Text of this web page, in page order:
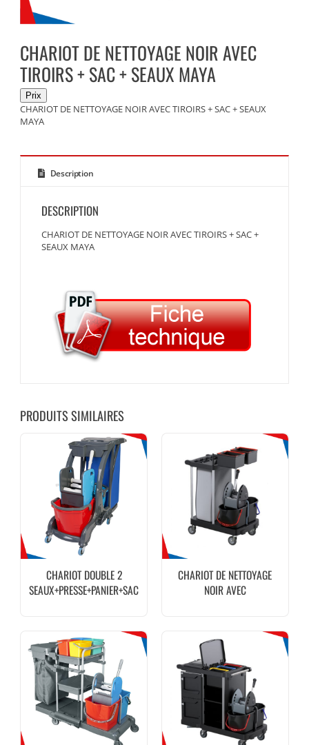
CHARIOT DE NETTOYAGE NOIR AVEC
TIROIRS + SAC + SEAUX MAYA
CHARIOT DE NETTOYAGE NOIR AVEC TIROIRS + SAC + SEAUX
MAYA
Description
DESCRIPTION
CHARIOT DE NETTOYAGE NOIR AVEC TIROIRS + SAC +
SEAUX MAYA
PRODUITS SIMILAIRES
CHARIOT DOUBLE 2
SEAUX+PRESSE+PANIER+SAC
CHARIOT DE NETTOYAGE
NOIR AVEC